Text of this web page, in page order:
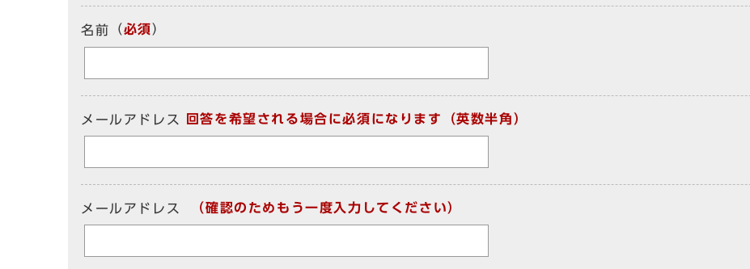
名前 （必須）
メールアドレス 回答を希望される場合に必須になります（英数半角）
メールアドレス （確認のためもう一度入力してください）